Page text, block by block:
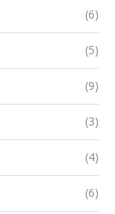
(6)
(5)
(9)
(3)
(4)
(6)